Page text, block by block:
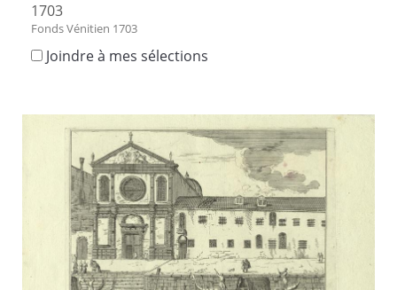
1703
Fonds Vénitien 1703
Joindre à mes sélections